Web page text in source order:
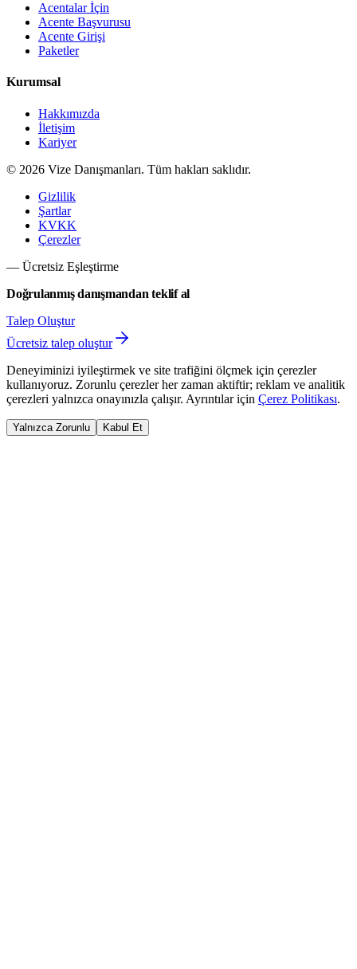
Acentalar İçin
Acente Başvurusu
Acente Girişi
Paketler
Kurumsal
Hakkımızda
İletişim
Kariyer
© 2026 Vize Danışmanları. Tüm hakları saklıdır.
Gizlilik
Şartlar
KVKK
Çerezler
— Ücretsiz Eşleştirme
Doğrulanmış danışmandan teklif al
Talep Oluştur
Ücretsiz talep oluştur
Deneyiminizi iyileştirmek ve site trafiğini ölçmek için çerezler
kullanıyoruz. Zorunlu çerezler her zaman aktiftir; reklam ve analitik
çerezleri yalnızca onayınızla çalışır. Ayrıntılar için Çerez Politikası.
Yalnızca Zorunlu Kabul Et